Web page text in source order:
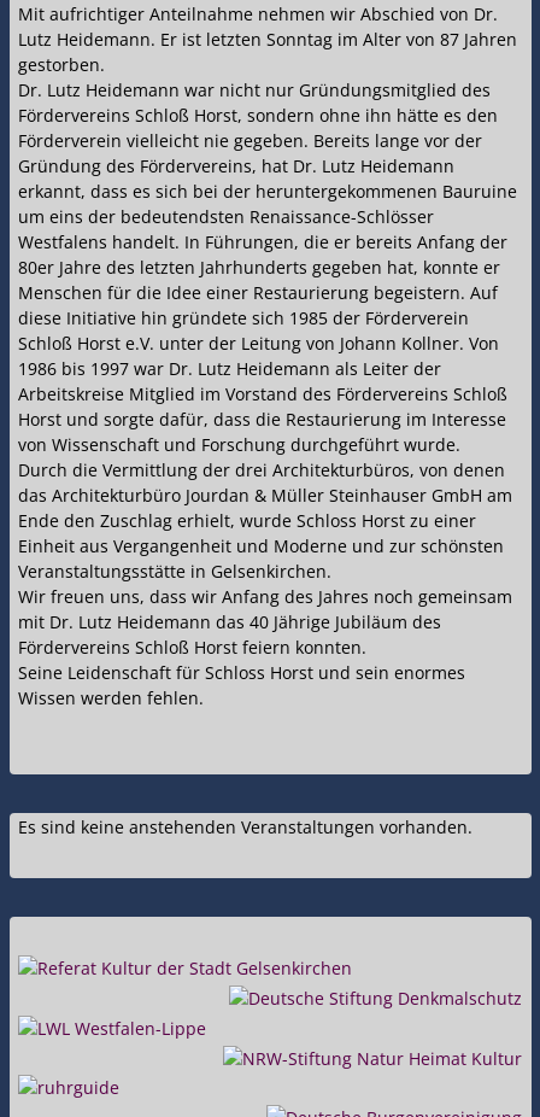
Mit aufrichtiger Anteilnahme nehmen wir Abschied von Dr.
Lutz Heidemann. Er ist letzten Sonntag im Alter von 87 Jahren
gestorben.
Dr. Lutz Heidemann war nicht nur Gründungsmitglied des
Fördervereins Schloß Horst, sondern ohne ihn hätte es den
Förderverein vielleicht nie gegeben. Bereits lange vor der
Gründung des Fördervereins, hat Dr. Lutz Heidemann
erkannt, dass es sich bei der heruntergekommenen Bauruine
um eins der bedeutendsten Renaissance-Schlösser
Westfalens handelt. In Führungen, die er bereits Anfang der
80er Jahre des letzten Jahrhunderts gegeben hat, konnte er
Menschen für die Idee einer Restaurierung begeistern. Auf
diese Initiative hin gründete sich 1985 der Förderverein
Schloß Horst e.V. unter der Leitung von Johann Kollner. Von
1986 bis 1997 war Dr. Lutz Heidemann als Leiter der
Arbeitskreise Mitglied im Vorstand des Fördervereins Schloß
Horst und sorgte dafür, dass die Restaurierung im Interesse
von Wissenschaft und Forschung durchgeführt wurde.
Durch die Vermittlung der drei Architekturbüros, von denen
das Architekturbüro Jourdan & Müller Steinhauser GmbH am
Ende den Zuschlag erhielt, wurde Schloss Horst zu einer
Einheit aus Vergangenheit und Moderne und zur schönsten
Veranstaltungsstätte in Gelsenkirchen.
Wir freuen uns, dass wir Anfang des Jahres noch gemeinsam
mit Dr. Lutz Heidemann das 40 Jährige Jubiläum des
Fördervereins Schloß Horst feiern konnten.
Seine Leidenschaft für Schloss Horst und sein enormes
Wissen werden fehlen.
Es sind keine anstehenden Veranstaltungen vorhanden.